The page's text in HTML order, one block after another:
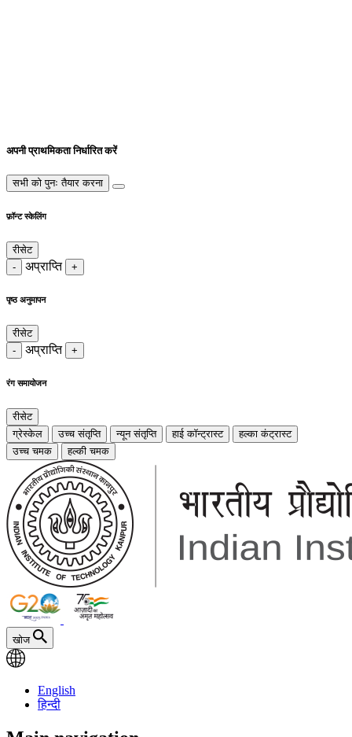
अपनी प्राथमिकता निर्धारित करें
सभी को पुनः तैयार करना
फ़ॉन्ट स्केलिंग
रीसेट
-
अप्राप्ति +
पृष्ठ अनुमापन
रीसेट
-
अप्राप्ति +
रंग समायोजन
रीसेट
ग्रेस्केल
उच्च संतृप्ति न्यून संतृप्ति हाई कॉन्ट्रास्ट
हल्का कंट्रास्ट
उच्च चमक
हल्की चमक
खोज
English
हिन्दी